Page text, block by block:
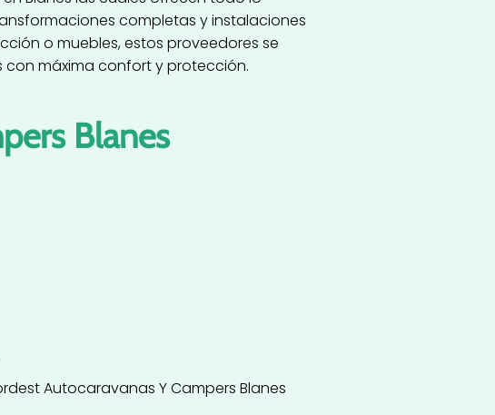
completas y instalaciones
o muebles, estos proveedores se
máxima confort y protección.
Blanes
Autocaravanas Y Campers Blanes